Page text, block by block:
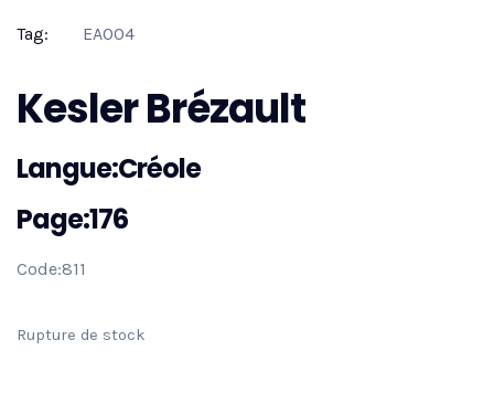
Tag: EA004
Kesler Brézault
Langue:Créole
Page:176
Code:811
Rupture de stock